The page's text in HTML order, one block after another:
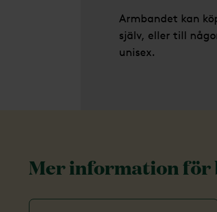
Armbandet kan
själv, eller till
unisex.
Mer information för